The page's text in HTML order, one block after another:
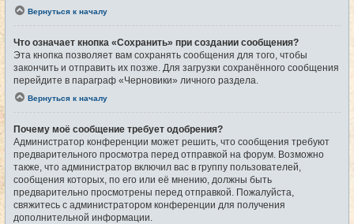
Вернуться к началу
Что означает кнопка «Сохранить» при создании сообщения?
Эта кнопка позволяет вам сохранять сообщения для того, чтобы
закончить и отправить их позже. Для загрузки сохранённого сообщения
перейдите в параграф «Черновики» личного раздела.
Вернуться к началу
Почему моё сообщение требует одобрения?
Администратор конференции может решить, что сообщения требуют
предварительного просмотра перед отправкой на форум. Возможно
также, что администратор включил вас в группу пользователей,
сообщения которых, по его или её мнению, должны быть
предварительно просмотрены перед отправкой. Пожалуйста,
свяжитесь с администратором конференции для получения
дополнительной информации.